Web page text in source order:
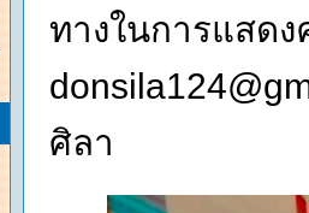
ทางในการแสด
ศิลา